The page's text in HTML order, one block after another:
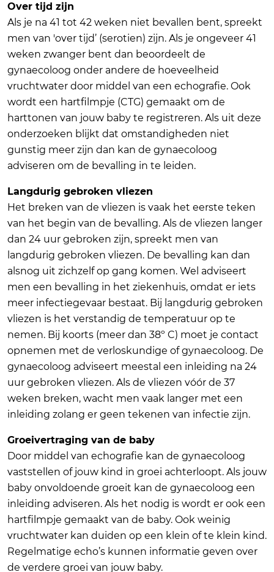
Over tijd zijn
Als je na 41 tot 42 weken niet bevallen bent, spreekt
men van 'over tijd’ (serotien) zijn. Als je ongeveer 41
weken zwanger bent dan beoordeelt de
gynaecoloog onder andere de hoeveelheid
vruchtwater door middel van een echografie. Ook
wordt een hartfilmpje (CTG) gemaakt om de
harttonen van jouw baby te registreren. Als uit deze
onderzoeken blijkt dat omstandigheden niet
gunstig meer zijn dan kan de gynaecoloog
adviseren om de bevalling in te leiden.
Langdurig gebroken vliezen
Het breken van de vliezen is vaak het eerste teken
van het begin van de bevalling. Als de vliezen langer
dan 24 uur gebroken zijn, spreekt men van
langdurig gebroken vliezen. De bevalling kan dan
alsnog uit zichzelf op gang komen. Wel adviseert
men een bevalling in het ziekenhuis, omdat er iets
meer infectiegevaar bestaat. Bij langdurig gebroken
vliezen is het verstandig de temperatuur op te
nemen. Bij koorts (meer dan 38º C) moet je contact
opnemen met de verloskundige of gynaecoloog. De
gynaecoloog adviseert meestal een inleiding na 24
uur gebroken vliezen. Als de vliezen vóór de 37
weken breken, wacht men vaak langer met een
inleiding zolang er geen tekenen van infectie zijn.
Groeivertraging van de baby
Door middel van echografie kan de gynaecoloog
vaststellen of jouw kind in groei achterloopt. Als jouw
baby onvoldoende groeit kan de gynaecoloog een
inleiding adviseren. Als het nodig is wordt er ook een
hartfilmpje gemaakt van de baby. Ook weinig
vruchtwater kan duiden op een klein of te klein kind.
Regelmatige echo’s kunnen informatie geven over
de verdere groei van jouw baby.